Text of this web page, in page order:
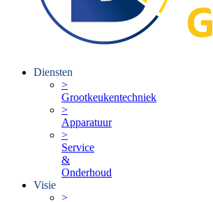
Diensten
>
Grootkeukentechniek
>
Apparatuur
>
Service
&
Onderhoud
Visie
>